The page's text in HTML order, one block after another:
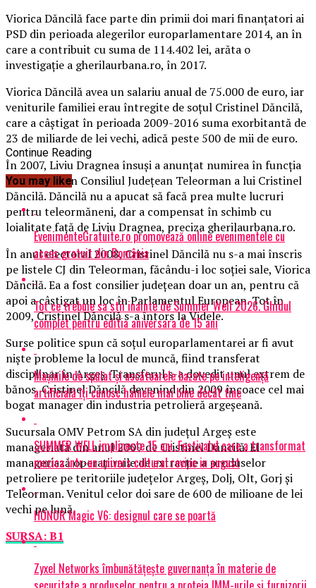
Viorica Dăncilă face parte din primii doi mari finanţatori ai
PSD din perioada alegerilor europarlamentare 2014, an în
care a contribuit cu suma de 114.402 lei, arăta o
investigaţie a gherilaurbana.ro, în 2017.
Viorica Dăncilă avea un salariu anual de 75.000 de euro, iar
veniturile familiei erau întregite de soţul Cristinel Dăncilă,
care a câştigat în perioada 2009-2016 suma exorbitantă de
23 de miliarde de lei vechi, adică peste 500 de mii de euro.
În 2007, Liviu Dragnea însuşi a anunţat numirea în funcţia
de consilier în Consiliul Judeţean Teleorman a lui Cristinel
Dăncilă. Dăncilă nu a apucat să facă prea multe lucruri
pentru teleormăneni, dar a compensat în schimb cu
loialitate faţă de Liviu Dragnea, preciza gherilaurbana.ro.
În anul electoral 2008, Cristinel Dăncilă nu s-a mai înscris
pe listele CJ din Teleorman, făcându-i loc soţiei sale, Viorica
Dăncilă. Ea a fost consilier judeţean doar un an, pentru că
apoi a câştigat un loc în Parlamentul European. Tot în
2009, Cristinel Dăncilă s-a întors la Videle.
Surse politice spun că soţul europarlamentarei ar fi avut
nişte probleme la locul de muncă, fiind transferat
disciplinar în Argeş. Transferul s-a dovedit unul extrem de
bănos, Cristinel Dăncilă devenind din 2009 încoace cel mai
bogat manager din industria petrolieră argeşeană.
Sucursala OMV Petrom SA din judeţul Argeş este
manageriată din anul 2009 de Cristinel Dăncilă. El
manageriază operaţiunile de extracţie a produselor
petroliere pe teritoriile judeţelor Argeş, Dolj, Olt, Gorj şi
Teleorman. Venitul celor doi sare de 600 de milioane de lei
vechi pe lună.
SURSA: B1
Continue Reading
You may like
EvenimenteGratuite.ro promovează online evenimentele cu
acces gratuit din România
Tot ce trebuie sa stii inainte de Summer Well 2026. Ghidul
complet pentru editia aniversara de 15 ani
Mașinile de spălat și uscătoarele bazate pe inteligență
artificială îți cunosc hainele mai bine decât tine
SUMMER WELL implineste 15 ani. Festivalul care a transformat
muzica intr-un univers cultural revine in august
HONOR Magic V6: designul care se poartă
Zyxel Networks îmbunătățește guvernanța în materie de